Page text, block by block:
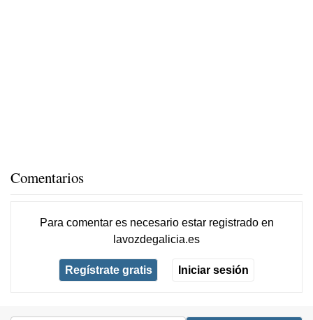
Comentarios
Para comentar es necesario estar registradoen
lavozdegalicia.es
Regístrate gratis Iniciar sesión